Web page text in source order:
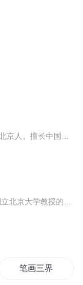
笔画三界